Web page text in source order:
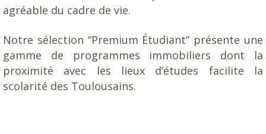
agréable du cadre de vie.
Notre sélection “Premium Étudiant” présente une
gamme de programmes immobiliers dont la
proximité avec les lieux d’études facilite la
scolarité des Toulousains.